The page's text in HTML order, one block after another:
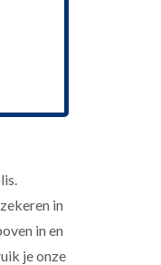
in
in en
je onze